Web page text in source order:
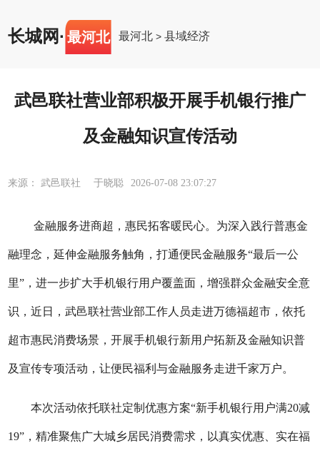
长城网· 最河北 最河北 >县域经济
武邑联社营业部积极开展手机银行推广
及金融知识宣传活动
来源： 武邑联社 于晓聪 2026-07-08 23:07:27
金融服务进商超 ，惠民拓客暖民心。 为深入践行普惠金
融理念，延伸金融服务触角，打通便民金融服务“最后一公
里”，进一步扩大手机银行用户覆盖面，增强群众金融安全意
识，近日，武邑联社营业部工作人员走进万德福超市 ，依托
超市惠民消费场景，开展手机银行新用户拓新及金融知识普
及宣传专项活动，让便民福利与金融服务走进千家万户。
本次活动依托联社定制优惠方案“新手机银行用户满20减
19”，精准聚焦广大城乡居民消费需求，以真实优惠、实在福